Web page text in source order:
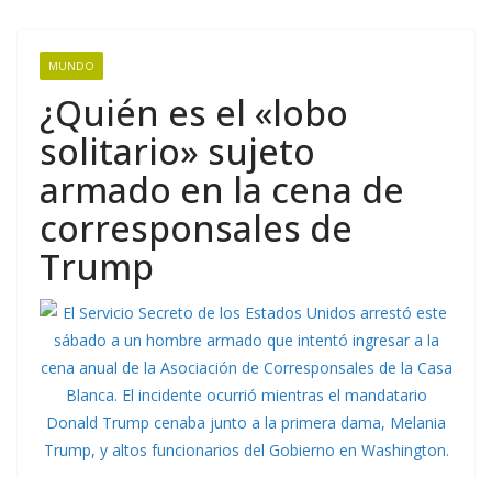
MUNDO
¿Quién es el «lobo
solitario» sujeto
armado en la cena de
corresponsales de
Trump